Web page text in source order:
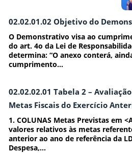
02.02.01.02 Objetivo do
O Demonstrativo visa ao
do art. 4o da Lei de
determina: “O anexo conterá,
cumprimento...
02.02.02.01 Tabela 2 –
Metas Fiscais do Exercício
1. COLUNAS Metas Previstas em
valores relativos às metas
anterior ao ano de referência da
Despesa,...